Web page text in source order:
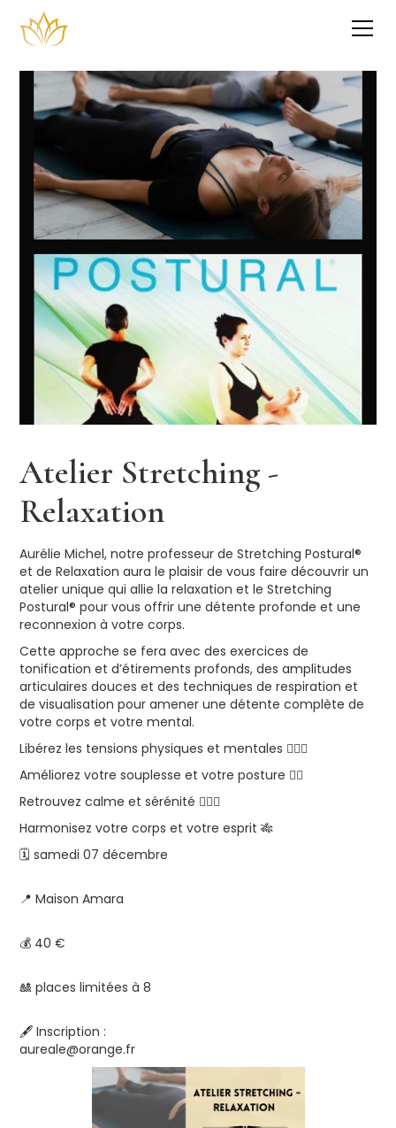
Atelier Stretching -
Relaxation
Aurélie Michel, notre professeur de Stretching Postural®️
et de Relaxation aura le plaisir de vous faire découvrir un
atelier unique qui allie la relaxation et le Stretching
Postural®️ pour vous offrir une détente profonde et une
reconnexion à votre corps.
Cette approche se fera avec des exercices de
tonification et d’étirements profonds, des amplitudes
articulaires douces et des techniques de respiration et
de visualisation pour amener une détente complète de
votre corps et votre mental.
Libérez les tensions physiques et mentales 💆🏻‍♀️
Améliorez votre souplesse et votre posture 🤸‍♂️
Retrouvez calme et sérénité 🧘🏻‍♀️
Harmonisez votre corps et votre esprit 🎋
🗓️ samedi 07 décembre
📍 Maison Amara
💰 40 €
🎎 places limitées à 8
🖋️ Inscription :
aureale@orange.fr